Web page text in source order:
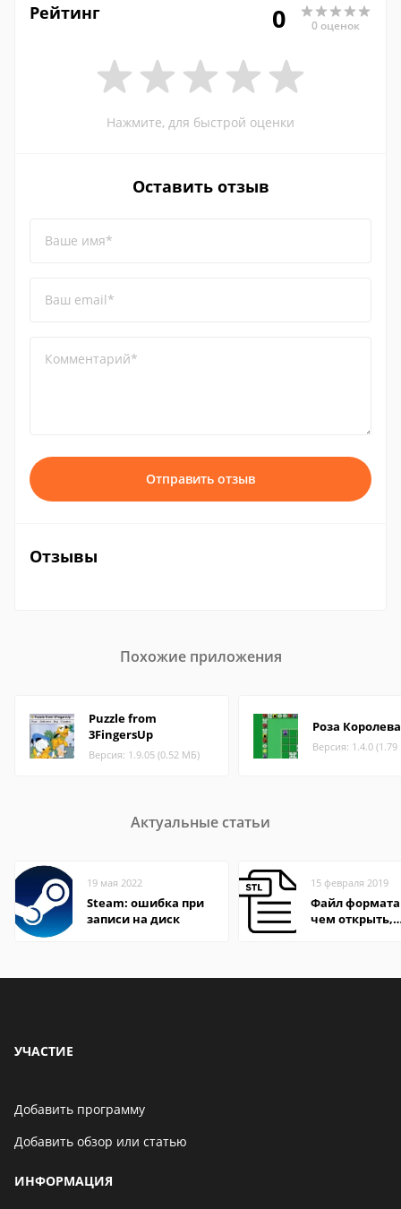
Рейтинг 0 0 оценок
Нажмите, для быстрой оценки
Оставить отзыв
Ваше имя*
Ваш email*
Комментарий*
Отправить отзыв
Отзывы
Похожие приложения
Puzzle from
3FingersUp
Версия: 1.9.05 (0.52 МБ)
Роза Королева
Версия: 1.4.0
Актуальные статьи
19 мая 2022
Steam: ошибка при
записи на диск
15 февраля 2019
Файл
чем открыть,
УЧАСТИЕ
Добавить программу
Добавить обзор или статью
ИНФОРМАЦИЯ